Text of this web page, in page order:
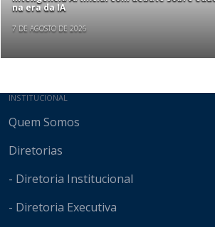
na era da IA
7 DE AGOSTO DE 2026
Mapa do site
INSTITUCIONAL
Quem Somos
Diretorias
- Diretoria Institucional
- Diretoria Executiva